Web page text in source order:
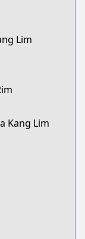
Lim
Kang Lim